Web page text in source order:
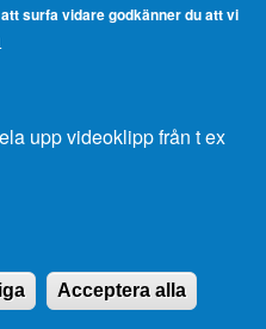
Strømmen besökte
surfa vidare godkänner du att vi
upp videoklipp från t ex
Acceptera alla